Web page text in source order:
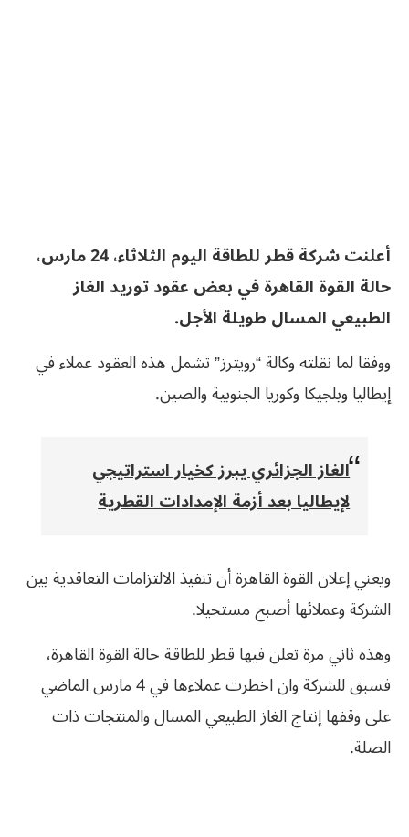
أعلنت شركة ‌قطر للطاقة ​اليوم ​الثلاثاء، 24 مارس،
حالة ⁠القوة ​القاهرة ​في بعض عقود ​توريد ​الغاز
الطبيعي المسال ‌طويلة ⁠الأجل.
ووفقا لما نقلته وكالة “رويترز” ​تشمل ⁠هذه العقود عملاء في ​
إيطاليا ​وبلجيكا ⁠وكوريا ⁠الجنوبية ​والصين.
الغاز الجزائري يبرز كخيار استراتيجي
لإيطاليا بعد أزمة الإمدادات القطرية
ويعني إعلان القوة القاهرة أن تنفيذ الالتزامات التعاقدية بين
الشركة وعملائها أصبح مستحيلا.
وهذه ثاني مرة تعلن فيها قطر للطاقة حالة القوة القاهرة،
فسبق للشركة وان اخطرت عملاءها في 4 مارس الماضي
على وقفها إنتاج الغاز الطبيعي المسال والمنتجات ذات
الصلة.